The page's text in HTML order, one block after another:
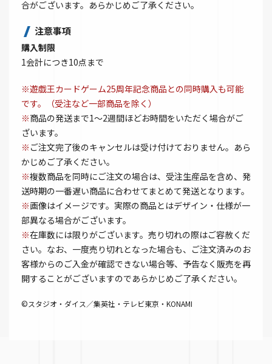
合がございます。あらかじめご了承ください。
注意事項
購入制限
1会計につき10点まで
※遊戯王カードゲーム25周年記念商品との同時購入も可能
です。（受注など一部商品を除く）
※商品の発送まで1～2週間ほどお時間をいただく場合がご
ざいます。
※ ご注文完了後のキャンセルは受け付けておりません。あら
かじめご了承ください。
※複数商品を同時にご注文の場合は、受注生産品を含め、発
送時期の一番遅い商品に合わせてまとめて発送となります。
※画像はイメージです。実際の商品とはデザイン・仕様が一
部異なる場合がございます。
※在庫数には限りがございます。売り切れの際はご容赦くだ
さい。なお、一度売り切れとなった場合も、ご注文済みのお
客様からのご入金が確認できない場合等、予告なく販売を再
開することがございますのであらかじめご了承ください。
©スタジオ・ダイス／集英社・テレビ東京・KONAMI